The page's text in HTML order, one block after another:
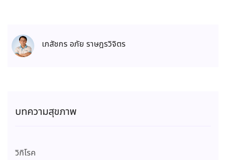
เภสัชกร อภัย ราษฎรวิจิตร
บทความสุขภาพ
วิกิโรค